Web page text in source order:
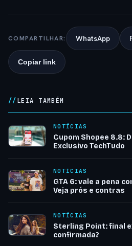
COMPARTILHAR: WhatsApp
Copiar link
LEIA TAMBÉM
NOTÍCIAS
Cupom Shopee 8.8:
Exclusivo TechTudo
NOTÍCIAS
GTA 6: vale a pena
Veja prós e contras
NOTÍCIAS
Sterling Point: final
confirmada?